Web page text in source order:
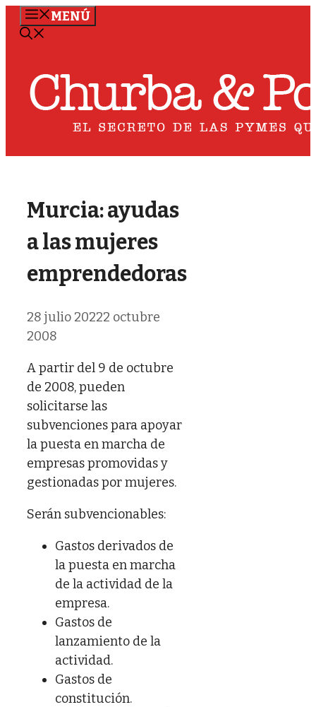
Saltar
MENÚ
Murcia: ayudas
a las mujeres
emprendedoras
28 julio 20222 octubre
2008
A partir del 9 de octubre
de 2008, pueden
solicitarse las
subvenciones para apoyar
la puesta en marcha de
empresas promovidas y
gestionadas por mujeres.
Serán subvencionables:
Gastos derivados de
la puesta en marcha
de la actividad de la
empresa.
Gastos de
lanzamiento de la
actividad.
Gastos de
constitución.